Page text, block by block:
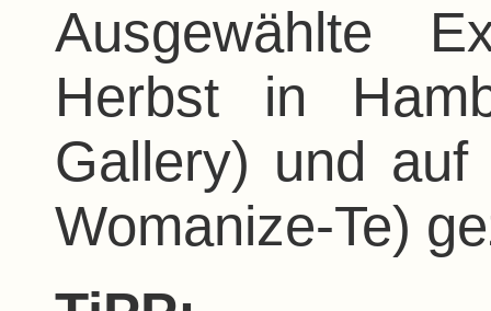
Ausgewählte
Herbst in
Gallery) und auf
Womanize-Te)